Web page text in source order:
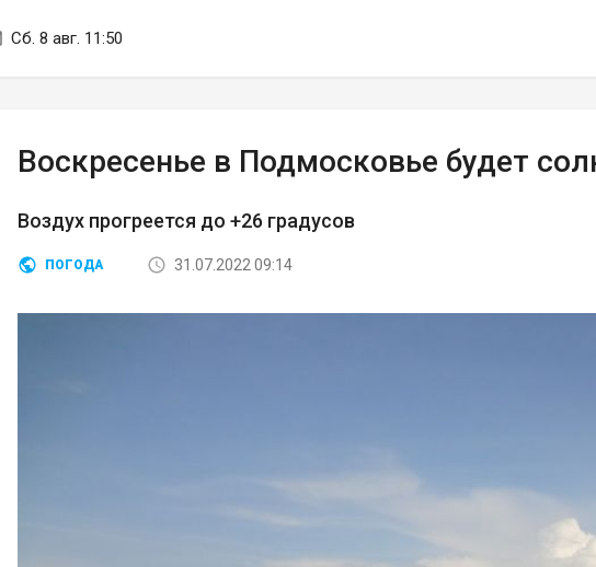
Сб. 8 авг. 11:50
Воскресенье в Подмосковье будет
Воздух прогреется до +26 градусов
ПОГОДА 31.07.2022 09:14